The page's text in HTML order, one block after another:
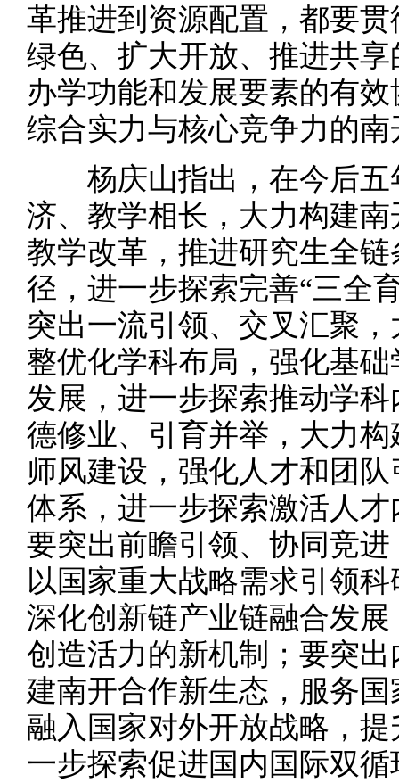
革推进到资源配置，都要
绿色、扩大开放、推进共
办学功能和发展要素的有
综合实力与核心竞争力的
杨庆山指出，在今后五
济、教学相长，大力构建
教学改革，推进研究生全
径，进一步探索完善“三全
突出一流引领、交叉汇聚
整优化学科布局，强化基
发展，进一步探索推动学
德修业、引育并举，大力
师风建设，强化人才和团
体系，进一步探索激活人
要突出前瞻引领、协同竞
以国家重大战略需求引领
深化创新链产业链融合发
创造活力的新机制；要突
建南开合作新生态，服务
融入国家对外开放战略，
一步探索促进国内国际双